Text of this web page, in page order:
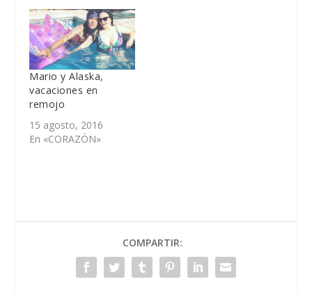
Mario y Alaska,
vacaciones en
remojo
15 agosto, 2016
En «CORAZÓN»
COMPARTIR: